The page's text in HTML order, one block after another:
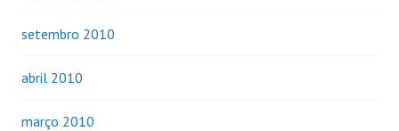
setembro 2010
abril 2010
março 2010